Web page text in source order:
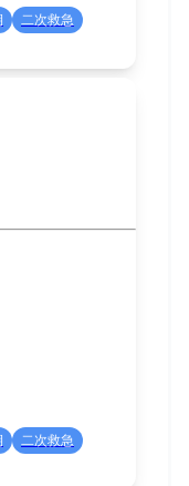
二次救急
二次救急